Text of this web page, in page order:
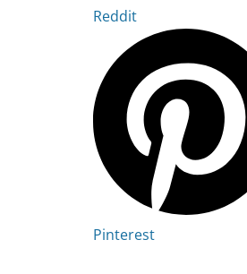
Reddit
Pinterest